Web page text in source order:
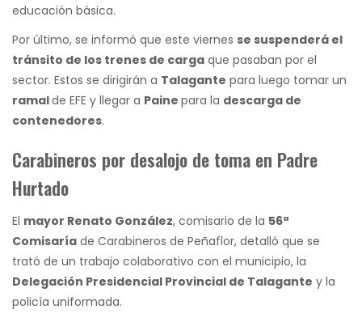
educación básica.
Por último, se informó que este viernes se suspenderá el
tránsito de los trenes de carga que pasaban por el
sector. Estos se dirigirán a Talagante para luego tomar un
ramalde EFE y llegar a Paine para la descarga de
contenedores.
Carabineros por desalojo de toma en Padre
Hurtado
El mayor Renato González, comisario de la 56ª
Comisaría de Carabineros de Peñaflor, detalló que se
trató de un trabajo colaborativo con el municipio, la
Delegación Presidencial Provincial de Talagante y la
policía uniformada.